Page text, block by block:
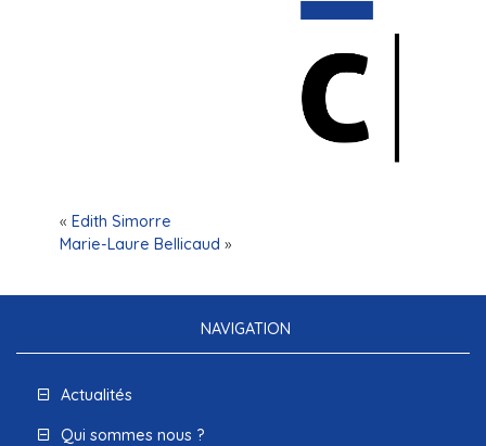
« Edith Simorre
Marie-Laure Bellicaud »
NAVIGATION
Actualités
Qui sommes nous ?